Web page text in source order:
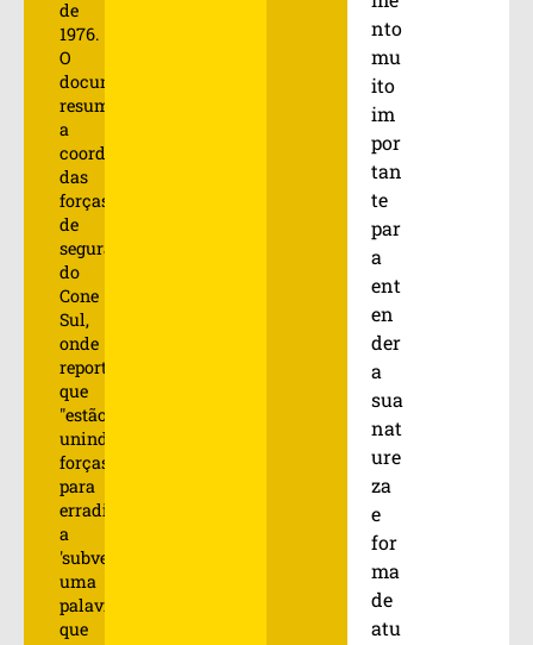
de
1976.
O
documento
resume
a
coordenação
das
forças
de
segurança
do
Cone
Sul,
onde
reporta
que
"estão
unindo
forças
para
erradicar
a
'subversão',
uma
palavra
que
nto
mu
ito
im
por
tan
te
par
a
ent
en
der
a
sua
nat
ure
za
e
for
ma
de
atu